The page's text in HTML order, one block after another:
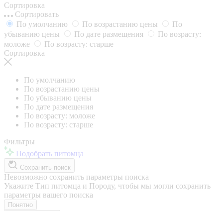
Сортировка
Сортировать
По умолчанию
По возрастанию цены
По
убыванию цены
По дате размещения
По возрасту:
моложе
По возрасту: старше
Сортировка
По умолчанию
По возрастанию цены
По убыванию цены
По дате размещения
По возрасту: моложе
По возрасту: старше
Фильтры
Подобрать питомца
Сохранить поиск
Невозможно сохранить параметры поиска
Укажите Тип питомца и Породу, чтобы мы могли сохранить
параметры вашего поиска
Понятно